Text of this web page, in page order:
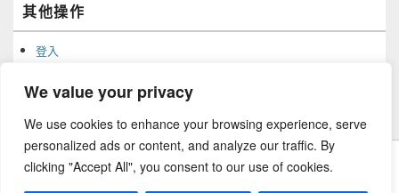
We value your privacy
We use cookies to enhance your browsing experience, serve
personalized ads or content, and analyze our traffic. By
clicking "Accept All", you consent to our use of cookies.
其他操作
登入
訂閱留言的資訊提供
WordPress.org 香港中文